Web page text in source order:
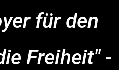
für den
Freiheit" -